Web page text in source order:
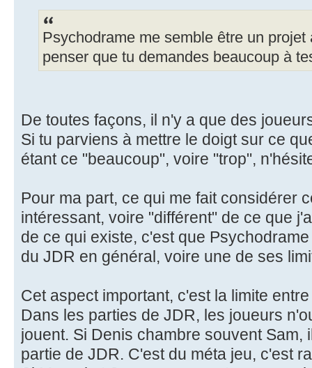
Psychodrame me semble être un
penser que tu demandes beaucoup à
De toutes façons, il n'y a que des
Si tu parviens à mettre le doigt sur ce
étant ce "beaucoup", voire "trop",
Pour ma part, ce qui me fait considérer
intéressant, voire "différent" de ce que
de ce qui existe, c'est que
du JDR en général, voire une de ses
Cet aspect important, c'est la limite
Dans les parties de JDR, les joueurs
jouent. Si Denis chambre souvent Sam,
partie de JDR. C'est du méta jeu, c'est